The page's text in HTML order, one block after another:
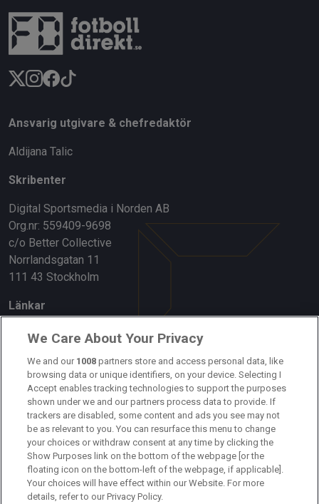
Ansvarig utgivare & chefredaktör
Aldijana Talic
Skribenter
Digital Sportsmedia i Norden AB
Org.nr: 559409-9698
c/o Better Collective
Norrlandsgatan 11
111 43 Stockholm
Länkar
Om oss
Kontakta oss
Kundtjänst
Sponsor: Rekatochklart
Annonsera på Fotbolldirekt
Redaktionell policy
We Care About Your Privacy
We and our 1008 partners store and access personal data, like
browsing data or unique identifiers, on your device. Selecting I
Accept enables tracking technologies to support the purposes
shown under we and our partners process data to provide. If
trackers are disabled, some content and ads you see may not
be as relevant to you. You can resurface this menu to change
your choices or withdraw consent at any time by clicking the
Show Purposes link on the bottom of the webpage [or the
floating icon on the bottom-left of the webpage, if applicable].
Your choices will have effect within our Website. For more
details, refer to our Privacy Policy.